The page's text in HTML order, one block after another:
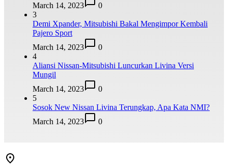
March 14, 2023
0
3
Demi Xpander, Mitsubishi Bakal Mengimpor Kembali
Pajero Sport
March 14, 2023
0
4
Aliansi Nissan-Mitsubishi Luncurkan Livina Versi
Mungil
March 14, 2023
0
5
Sosok New Nissan Livina Terungkap, Apa Kata NMI?
March 14, 2023
0